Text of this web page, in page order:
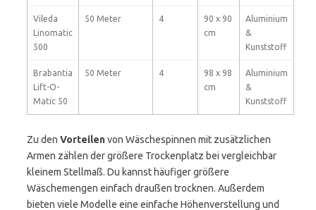
Vileda
Linomatic
500
50 Meter 4
90 x 90
cm
Aluminium
&
Kunststoff
Brabantia
Lift-O-
Matic 50
50 Meter 4
98 x 98
cm
Aluminium
&
Kunststoff
Zu den Vorteilenvon Wäschespinnen mit zusätzlichen
Armen zählen der größere Trockenplatz bei vergleichbar
kleinem Stellmaß. Du kannst häufiger größere
Wäschemengen einfach draußen trocknen. Außerdem
bieten viele Modelle eine einfache Höhenverstellung und